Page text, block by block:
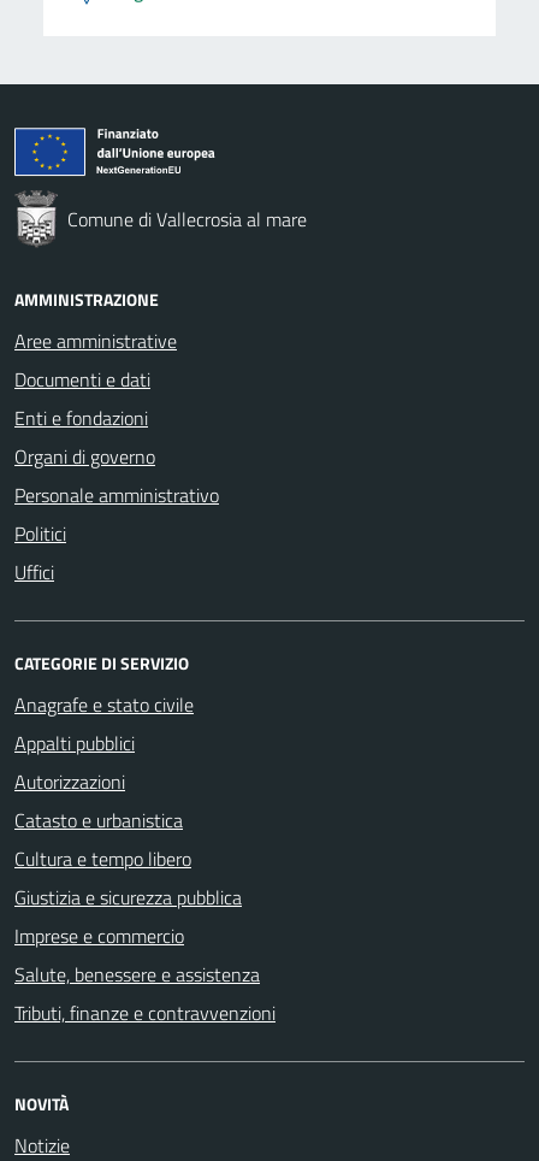
Comune di Vallecrosia al mare
AMMINISTRAZIONE
Aree amministrative
Documenti e dati
Enti e fondazioni
Organi di governo
Personale amministrativo
Politici
Uffici
CATEGORIE DI SERVIZIO
Anagrafe e stato civile
Appalti pubblici
Autorizzazioni
Catasto e urbanistica
Cultura e tempo libero
Giustizia e sicurezza pubblica
Imprese e commercio
Salute, benessere e assistenza
Tributi, finanze e contravvenzioni
NOVITÀ
Notizie